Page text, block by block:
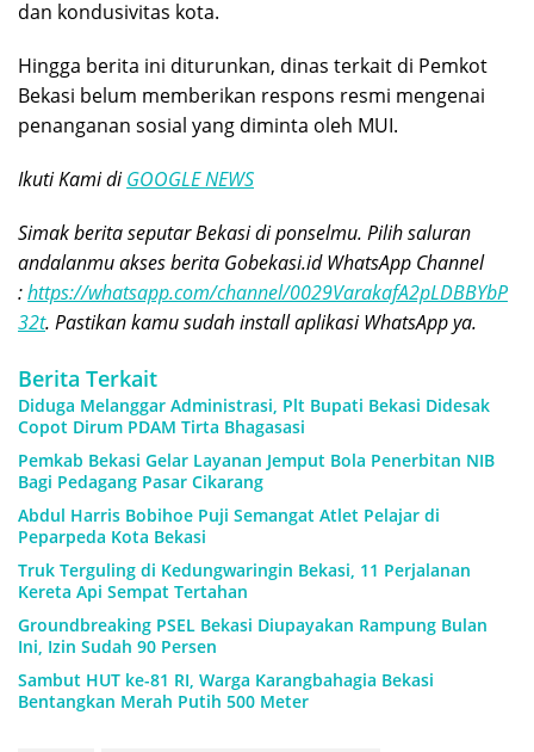
dan kondusivitas kota.
Hingga berita ini diturunkan, dinas terkait di Pemkot
Bekasi belum memberikan respons resmi mengenai
penanganan sosial yang diminta oleh MUI.
Ikuti Kami diGOOGLE NEWS
Simak berita seputar Bekasi di ponselmu. Pilih saluran
andalanmu akses berita Gobekasi.id WhatsApp Channel
:https://whatsapp.com/channel/0029VarakafA2pLDBBYbP
32t. Pastikan kamu sudah install aplikasi WhatsApp ya.
Berita Terkait
Diduga Melanggar Administrasi, Plt Bupati Bekasi Didesak
Copot Dirum PDAM Tirta Bhagasasi
Pemkab Bekasi Gelar Layanan Jemput Bola Penerbitan NIB
Bagi Pedagang Pasar Cikarang
Abdul Harris Bobihoe Puji Semangat Atlet Pelajar di
Peparpeda Kota Bekasi
Truk Terguling di Kedungwaringin Bekasi, 11 Perjalanan
Kereta Api Sempat Tertahan
Groundbreaking PSEL Bekasi Diupayakan Rampung Bulan
Ini, Izin Sudah 90 Persen
Sambut HUT ke-81 RI, Warga Karangbahagia Bekasi
Bentangkan Merah Putih 500 Meter